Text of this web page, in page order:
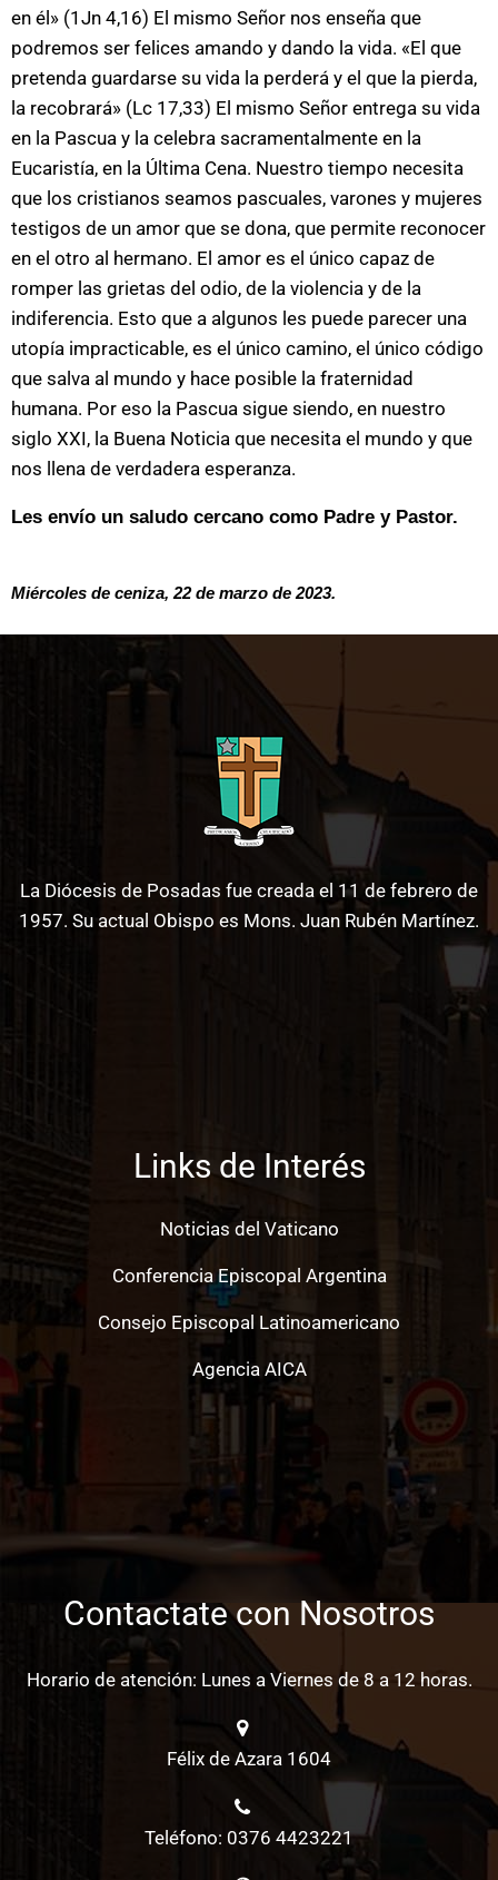
en él» (1Jn 4,16) El mismo Señor nos enseña que
podremos ser felices amando y dando la vida. «El que
pretenda guardarse su vida la perderá y el que la pierda,
la recobrará» (Lc 17,33) El mismo Señor entrega su vida
en la Pascua y la celebra sacramentalmente en la
Eucaristía, en la Última Cena. Nuestro tiempo necesita
que los cristianos seamos pascuales, varones y mujeres
testigos de un amor que se dona, que permite reconocer
en el otro al hermano. El amor es el único capaz de
romper las grietas del odio, de la violencia y de la
indiferencia. Esto que a algunos les puede parecer una
utopía impracticable, es el único camino, el único código
que salva al mundo y hace posible la fraternidad
humana. Por eso la Pascua sigue siendo, en nuestro
siglo XXI, la Buena Noticia que necesita el mundo y que
nos llena de verdadera esperanza.
Les envío un saludo cercano como Padre y Pastor.
Miércoles de ceniza, 22 de marzo de 2023.
La Diócesis de Posadas fue creada el 11 de febrero de
1957. Su actual Obispo es Mons. Juan Rubén Martínez.
Links de Interés
Noticias del Vaticano
Conferencia Episcopal Argentina
Consejo Episcopal Latinoamericano
Agencia AICA
Contactate con Nosotros
Horario de atención: Lunes a Viernes de 8 a 12 horas.
Félix de Azara 1604
Teléfono: 0376 4423221